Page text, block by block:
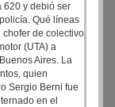
620 y debió ser
Qué líneas
de colectivo
(UTA) a
Aires. La
quien
Sergio Berni fue
en el